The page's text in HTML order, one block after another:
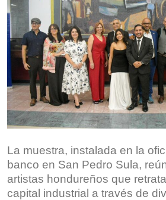
La muestra, instalada en la
banco en San Pedro Sula,
artistas hondureños que
capital industrial a través de